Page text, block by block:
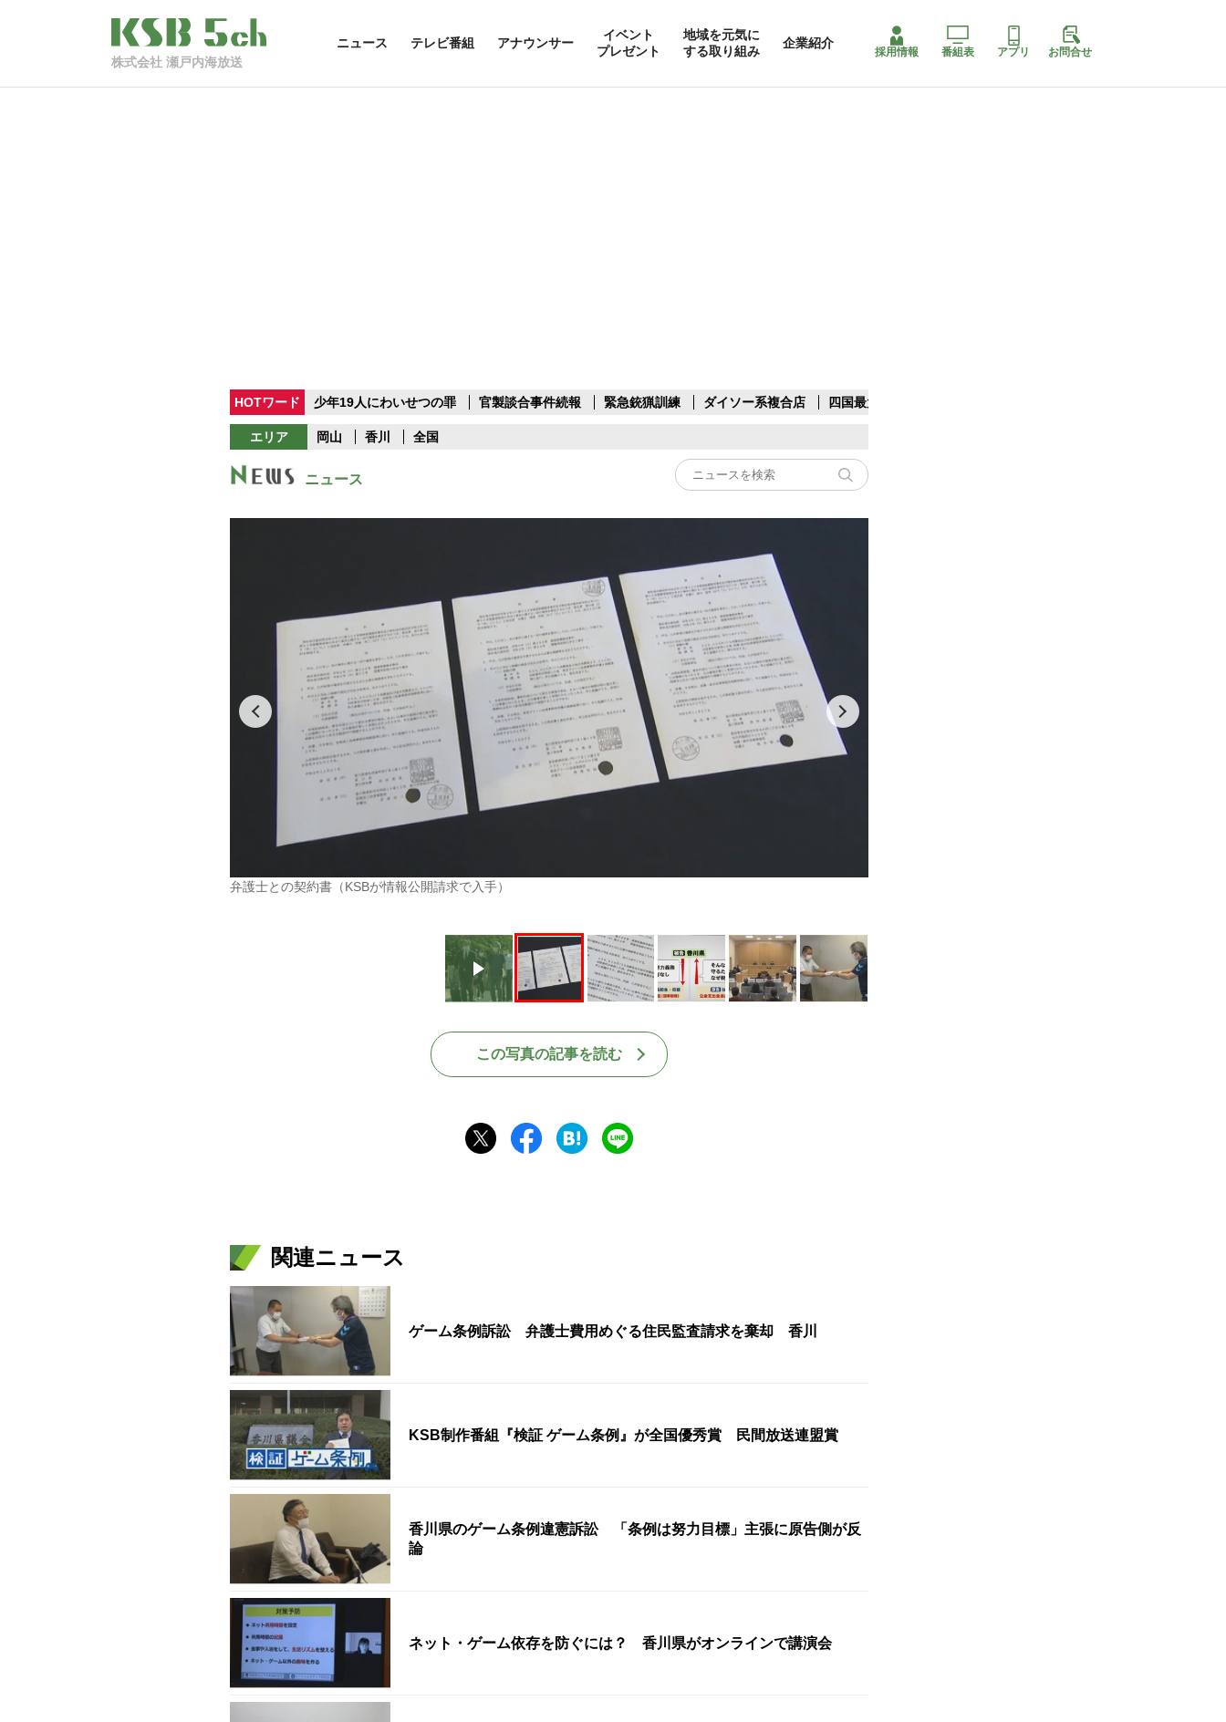
株式会社 瀬戸内海放送
ニュース テレビ番組 アナウンサー
イベント
プレゼント
地域を元気に
する取り組み
企業紹介
採用情報 番組表 アプリ お問合せ
HOTワード 少年19人にわいせつの罪 官製談合事件続報 緊急銃猟訓練 ダイソー系複合店 四国最大スリコ
エリア 岡山 香川 全国
ニュース
Play
弁護士との契約書（KSBが情報公開請求で入手）
この写真の記事を読む
関連ニュース
ゲーム条例訴訟 弁護士費用めぐる住民監査請求を棄却 香川
KSB制作番組『検証 ゲーム条例』が全国優秀賞 民間放送連盟賞
香川県のゲーム条例違憲訴訟 「条例は努力目標」主張に原告側が反
論
ネット・ゲーム依存を防ぐには？ 香川県がオンラインで講演会